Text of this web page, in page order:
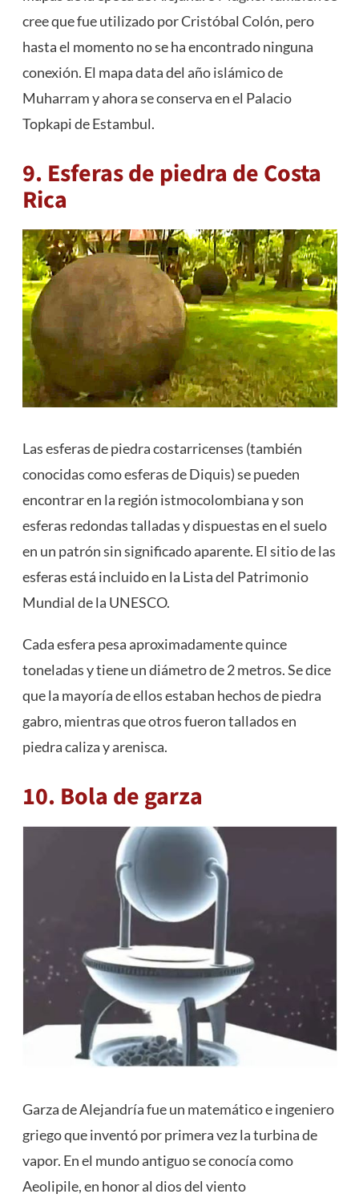
cree que fue utilizado por Cristóbal Colón, pero
hasta el momento no se ha encontrado ninguna
conexión. El mapa data del año islámico de
Muharram y ahora se conserva en el Palacio
Topkapi de Estambul.
9. Esferas de piedra de Costa
Rica
Las esferas de piedra costarricenses (también
conocidas como esferas de Diquis) se pueden
encontrar en la región istmocolombiana y son
esferas redondas talladas y dispuestas en el suelo
en un patrón sin significado aparente. El sitio de las
esferas está incluido en la Lista del Patrimonio
Mundial de la UNESCO.
Cada esfera pesa aproximadamente quince
toneladas y tiene un diámetro de 2 metros. Se dice
que la mayoría de ellos estaban hechos de piedra
gabro, mientras que otros fueron tallados en
piedra caliza y arenisca.
10. Bola de garza
Garza de Alejandría fue un matemático e ingeniero
griego que inventó por primera vez la turbina de
vapor. En el mundo antiguo se conocía como
Aeolipile, en honor al dios del viento